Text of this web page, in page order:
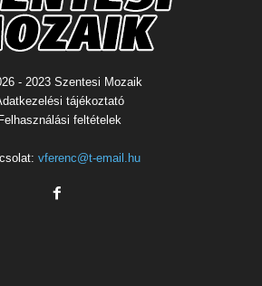
- 2023 Szentesi Mozaik
tájékoztató
Felhasználási feltételek
vferenc@t-email.hu